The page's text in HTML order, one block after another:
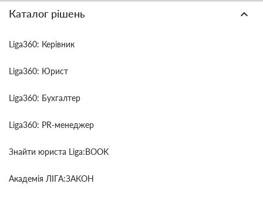
Каталог рішень
Liga360: Керівник
Liga360: Юрист
Liga360: Бухгалтер
Liga360: PR-менеджер
Знайти юриста Liga:BOOK
Академія ЛІГА:ЗАКОН